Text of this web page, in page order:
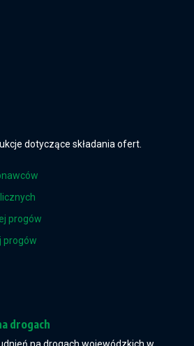
dotyczące składania ofert.
progów
progów
drogach